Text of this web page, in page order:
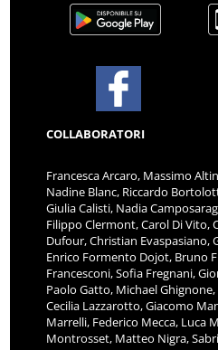
COLLABORATORI
Francesca Arcaro, Massimo
Nadine Blanc, Riccardo
Giulia Calisti, Nadia
Filippo Clermont, Carol Di Vito,
Dufour, Christian Evaspasiano,
Enrico Formento Dojot, Bruno
Francesconi, Sofia Fregnani,
Paolo Gatto, Michael
Cecilia Lazzarotto, Giacomo
Marrelli, Federico Mecca, Luca
Montrosset, Matteo Nigra,